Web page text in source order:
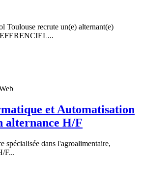
Toulouse recrute un(e) alternant(e)
et Automatisation
alternance H/F
spécialisée dans l'agroalimentaire,
F...